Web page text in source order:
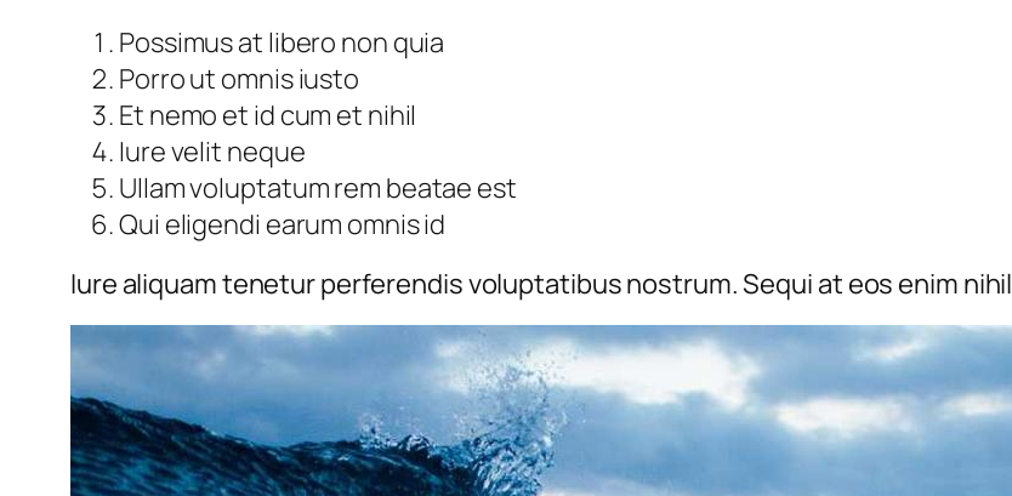
Possimus at libero non quia
Porro ut omnis iusto
Et nemo et id cum et nihil
Iure velit neque
Ullam voluptatum rem beatae est
Qui eligendi earum omnis id
Iure aliquam tenetur perferendis voluptatibus nostrum. Sequi at eos enim nihil